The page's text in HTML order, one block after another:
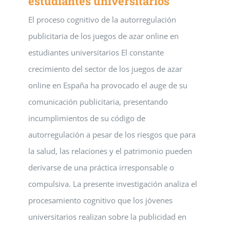
El proceso cognitivo de la autorregulación
publicitaria de los juegos de azar online en
estudiantes universitarios El constante
crecimiento del sector de los juegos de azar
online en España ha provocado el auge de su
comunicación publicitaria, presentando
incumplimientos de su código de
autorregulación a pesar de los riesgos que para
la salud, las relaciones y el patrimonio pueden
derivarse de una práctica irresponsable o
compulsiva. La presente investigación analiza el
procesamiento cognitivo que los jóvenes
universitarios realizan sobre la publicidad en